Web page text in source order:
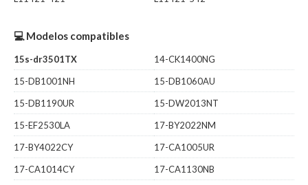
💻 Modelos compatibles
15s-dr3501TX
14-CK1400NG
15-DB1001NH
15-DB1060AU
15-DB1190UR
15-DW2013NT
15-EF2530LA
17-BY2022NM
17-BY4022CY
17-CA1005UR
17-CA1014CY
17-CA1130NB